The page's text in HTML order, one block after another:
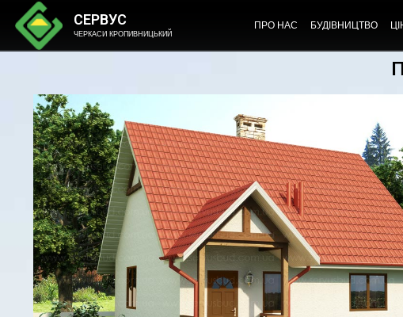
СЕРВУС
ЧЕРКАСИ КРОПИВНИЦЬКИЙ
ПРО НАС БУДІВНИЦТВО